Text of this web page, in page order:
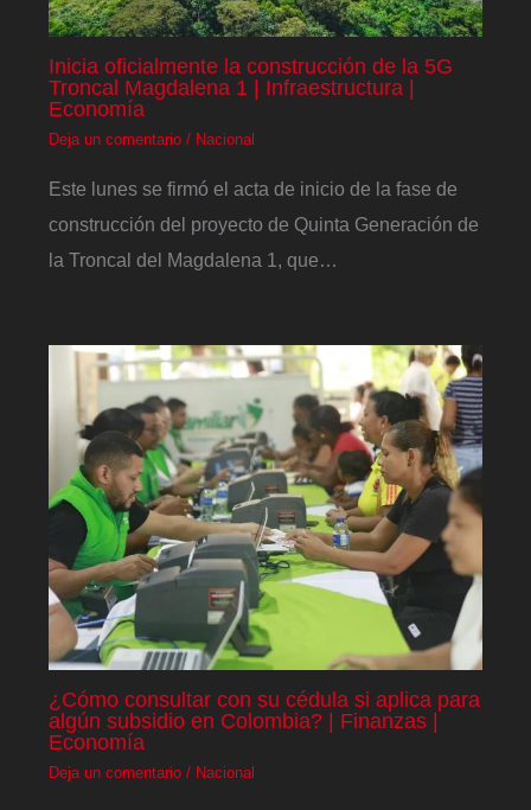
Inicia oficialmente la construcción de la 5G
Troncal Magdalena 1 | Infraestructura |
Economía
Deja un comentario / Nacional
Este lunes se firmó el acta de inicio de la fase de
construcción del proyecto de Quinta Generación de
la Troncal del Magdalena 1, que…
¿Cómo consultar con su cédula si aplica para
algún subsidio en Colombia? | Finanzas |
Economía
Deja un comentario / Nacional